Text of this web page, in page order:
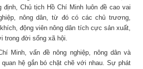
định, Chủ tịch Hồ Chí Minh luôn đề cao vai
nông dân, từ đó có các chủ trương,
động viên nông dân tích cực sản xuất,
trong đời sống xã hội.
Minh, vấn đề nông nghiệp, nông dân và
hệ gắn bó chặt chẽ với nhau. Sự phát